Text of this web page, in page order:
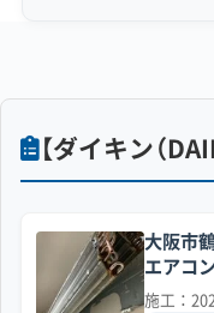
【ダイキン（
大阪市
エアコ
施工：